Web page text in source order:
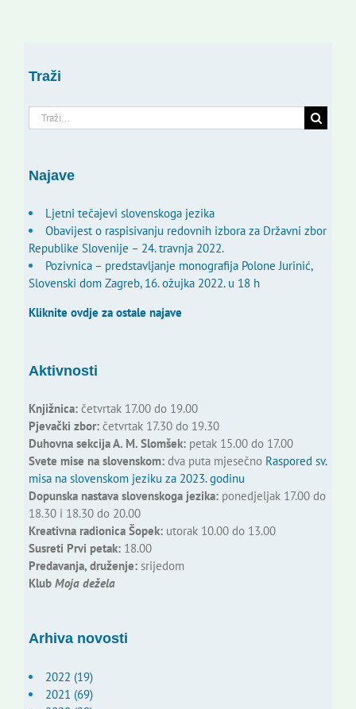
Traži
Traži...
Najave
Ljetni tečajevi slovenskoga jezika
Obavijest o raspisivanju redovnih izbora za Državni zbor
Republike Slovenije – 24. travnja 2022.
Pozivnica – predstavljanje monografija Polone Jurinić,
Slovenski dom Zagreb, 16. ožujka 2022. u 18 h
Kliknite ovdje za ostale najave
Aktivnosti
Knjižnica:četvrtak 17.00 do 19.00
Pjevački zbor:četvrtak 17.30 do 19.30
Duhovna sekcija A. M. Slomšek:petak 15.00 do 17.00
Svete mise na slovenskom:dva puta mjesečno Raspored sv.
misa na slovenskom jeziku za 2023. godinu
Dopunska nastava slovenskoga jezika:ponedjeljak 17.00 do
18.30 i 18.30 do 20.00
Kreativna radionica Šopek:utorak 10.00 do 13.00
Susreti Prvi petak:18.00
Predavanja, druženje:srijedom
Klub Moja dežela
Arhiva novosti
2022 (19)
2021 (69)